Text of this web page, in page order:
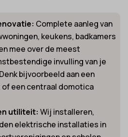
Complete aanleg van
keukens, badkamers
mee over de meest
invulling van je
bijvoorbeeld aan een
een centraal domotica
utiliteit: Wij installeren,
elektrische installaties in